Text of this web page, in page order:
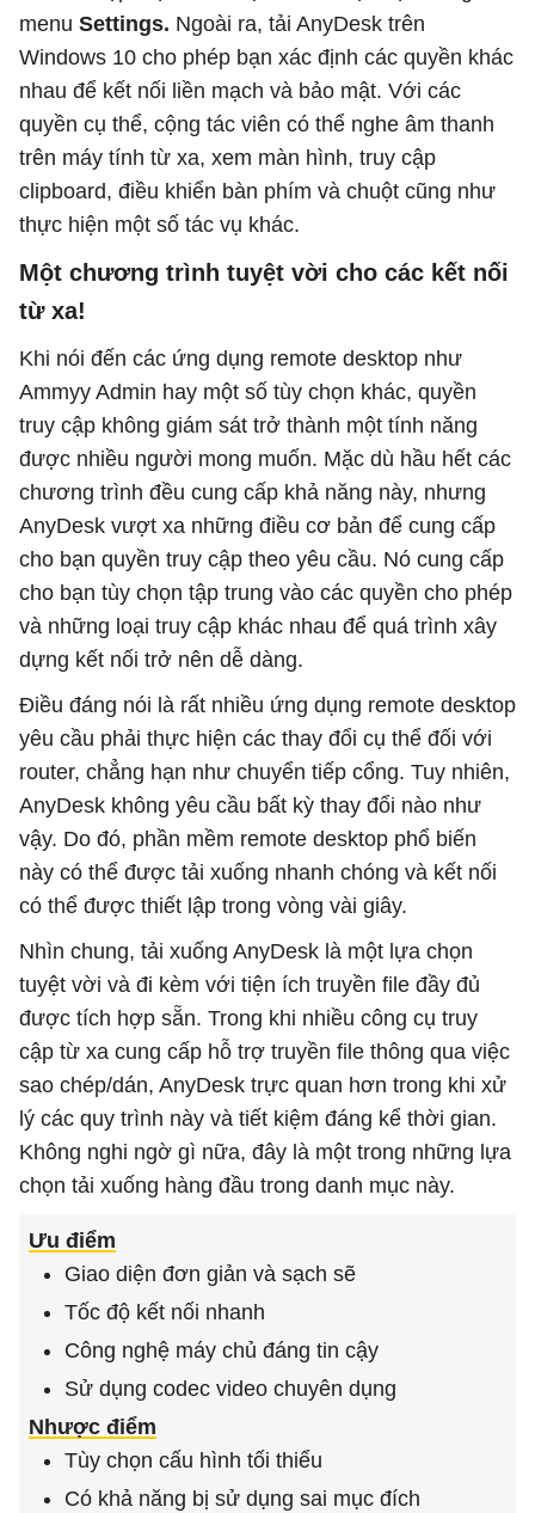
menu Settings. Ngoài ra, tải AnyDesk trên
Windows 10 cho phép bạn xác định các quyền khác
nhau để kết nối liền mạch và bảo mật. Với các
quyền cụ thể, cộng tác viên có thể nghe âm thanh
trên máy tính từ xa, xem màn hình, truy cập
clipboard, điều khiển bàn phím và chuột cũng như
thực hiện một số tác vụ khác.
Một chương trình tuyệt vời cho các kết nối
từ xa!
Khi nói đến các ứng dụng remote desktop như
Ammyy Admin hay một số tùy chọn khác, quyền
truy cập không giám sát trở thành một tính năng
được nhiều người mong muốn. Mặc dù hầu hết các
chương trình đều cung cấp khả năng này, nhưng
AnyDesk vượt xa những điều cơ bản để cung cấp
cho bạn quyền truy cập theo yêu cầu. Nó cung cấp
cho bạn tùy chọn tập trung vào các quyền cho phép
và những loại truy cập khác nhau để quá trình xây
dựng kết nối trở nên dễ dàng.
Điều đáng nói là rất nhiều ứng dụng remote desktop
yêu cầu phải thực hiện các thay đổi cụ thể đối với
router, chẳng hạn như chuyển tiếp cổng. Tuy nhiên,
AnyDesk không yêu cầu bất kỳ thay đổi nào như
vậy. Do đó, phần mềm remote desktop phổ biến
này có thể được tải xuống nhanh chóng và kết nối
có thể được thiết lập trong vòng vài giây.
Nhìn chung, tải xuống AnyDesk là một lựa chọn
tuyệt vời và đi kèm với tiện ích truyền file đầy đủ
được tích hợp sẵn. Trong khi nhiều công cụ truy
cập từ xa cung cấp hỗ trợ truyền file thông qua việc
sao chép/dán, AnyDesk trực quan hơn trong khi xử
lý các quy trình này và tiết kiệm đáng kể thời gian.
Không nghi ngờ gì nữa, đây là một trong những lựa
chọn tải xuống hàng đầu trong danh mục này.
Ưu điểm
Giao diện đơn giản và sạch sẽ
Tốc độ kết nối nhanh
Công nghệ máy chủ đáng tin cậy
Sử dụng codec video chuyên dụng
Nhược điểm
Tùy chọn cấu hình tối thiểu
Có khả năng bị sử dụng sai mục đích